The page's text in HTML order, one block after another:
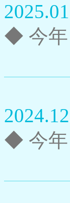
◆ 今年
◆ 今年